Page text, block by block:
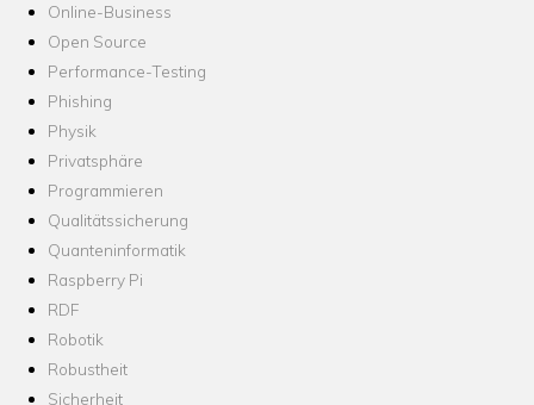
Online-Business
Open Source
Performance-Testing
Phishing
Physik
Privatsphäre
Programmieren
Qualitätssicherung
Quanteninformatik
Raspberry Pi
RDF
Robotik
Robustheit
Sicherheit